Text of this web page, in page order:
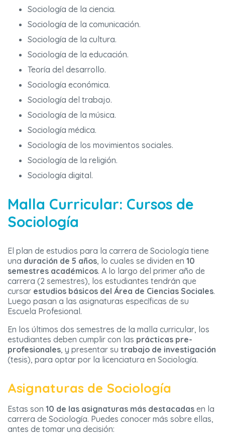
Sociología de la ciencia.
Sociología de la comunicación.
Sociología de la cultura.
Sociología de la educación.
Teoría del desarrollo.
Sociología económica.
Sociología del trabajo.
Sociología de la música.
Sociología médica.
Sociología de los movimientos sociales.
Sociología de la religión.
Sociología digital.
Malla Curricular: Cursos de
Sociología
El plan de estudios para la carrera de Sociología tiene
una duración de 5 años, lo cuales se dividen en 10
semestres académicos. A lo largo del primer año de
carrera (2 semestres), los estudiantes tendrán que
cursar estudios básicos del Área de Ciencias Sociales.
Luego pasan a las asignaturas específicas de su
Escuela Profesional.
En los últimos dos semestres de la malla curricular, los
estudiantes deben cumplir con las prácticas pre-
profesionales, y presentar su trabajo de investigación
(tesis), para optar por la licenciatura en Sociología.
Asignaturas de Sociología
Estas son 10 de las asignaturas más destacadas en la
carrera de Sociología. Puedes conocer más sobre ellas,
antes de tomar una decisión: